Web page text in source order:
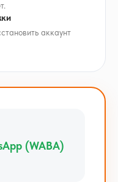
аккаунт
(WABA)